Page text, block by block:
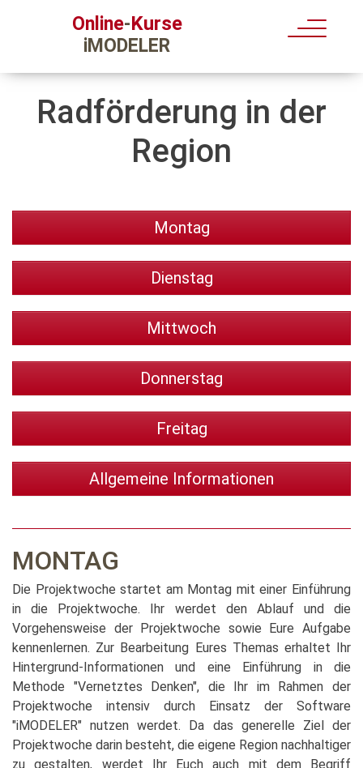
Online-Kurse
iMODELER
Radförderung in der
Region
Montag
Dienstag
Mittwoch
Donnerstag
Freitag
Allgemeine Informationen
MONTAG
Die Projektwoche startet am Montag mit einer Einführung
in die Projektwoche. Ihr werdet den Ablauf und die
Vorgehensweise der Projektwoche sowie Eure Aufgabe
kennenlernen. Zur Bearbeitung Eures Themas erhaltet Ihr
Hintergrund-Informationen und eine Einführung in die
Methode "Vernetztes Denken", die Ihr im Rahmen der
Projektwoche intensiv durch Einsatz der Software
"iMODELER" nutzen werdet. Da das generelle Ziel der
Projektwoche darin besteht, die eigene Region nachhaltiger
zu gestalten, werdet Ihr Euch auch mit dem Begriff